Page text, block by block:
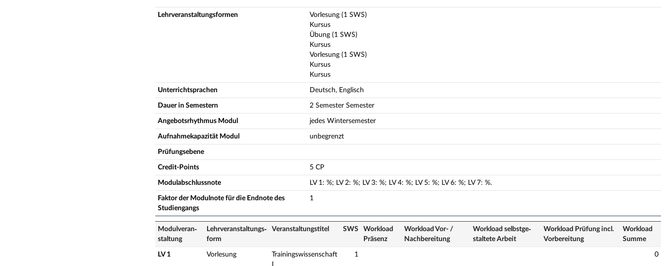
Lehrveranstaltungsformen
Vorlesung (1 SWS)
Kursus
Übung (1 SWS)
Kursus
Vorlesung (1 SWS)
Kursus
Kursus
Unterrichtsprachen Deutsch, Englisch
Dauer in Semestern 2 Semester Semester
Angebotsrhythmus Modul jedes Wintersemester
Aufnahmekapazität Modul unbegrenzt
Prüfungsebene
Credit-Points 5 CP
Modulabschlussnote LV 1: %; LV 2: %; LV 3: %; LV 4: %; LV 5: %; LV 6: %; LV 7: %.
Faktor der Modulnote für die Endnote des
Studiengangs
1
Modulveran­
staltung
Lehrveranstaltungs­
form
Veranstaltungs­titel SWS
Workload
Präsenz
Workload Vor- /
Nach­bereitung
Workload selbstge­
staltete Arbeit
Workload Prüfung incl.
Vorbereitung
Workload
Summe
LV 1 Vorlesung
Trainingswissenschaft
1 0